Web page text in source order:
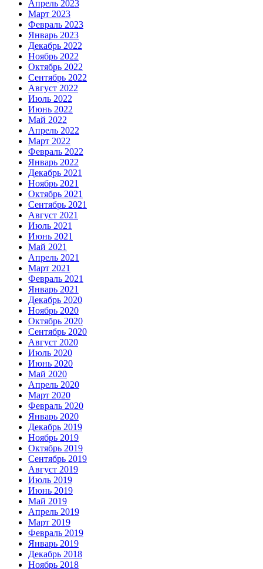
Апрель 2023
Март 2023
Февраль 2023
Январь 2023
Декабрь 2022
Ноябрь 2022
Октябрь 2022
Сентябрь 2022
Август 2022
Июль 2022
Июнь 2022
Май 2022
Апрель 2022
Март 2022
Февраль 2022
Январь 2022
Декабрь 2021
Ноябрь 2021
Октябрь 2021
Сентябрь 2021
Август 2021
Июль 2021
Июнь 2021
Май 2021
Апрель 2021
Март 2021
Февраль 2021
Январь 2021
Декабрь 2020
Ноябрь 2020
Октябрь 2020
Сентябрь 2020
Август 2020
Июль 2020
Июнь 2020
Май 2020
Апрель 2020
Март 2020
Февраль 2020
Январь 2020
Декабрь 2019
Ноябрь 2019
Октябрь 2019
Сентябрь 2019
Август 2019
Июль 2019
Июнь 2019
Май 2019
Апрель 2019
Март 2019
Февраль 2019
Январь 2019
Декабрь 2018
Ноябрь 2018